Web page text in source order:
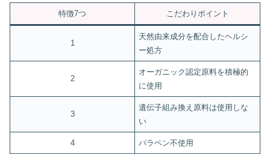
特徴7つ こだわりポイント
1
天然由来成分を配合したヘルシ
ー処方
2
オーガニック認定原料を積極的
に使用
3
遺伝子組み換え原料は使用しな
い
4 パラベン不使用